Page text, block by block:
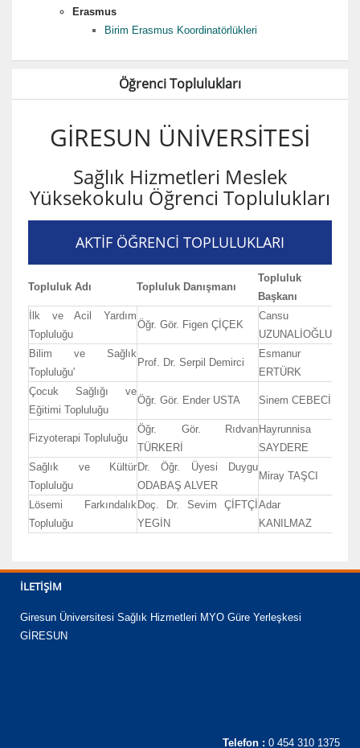
Erasmus
Birim Erasmus Koordinatörlükleri
Öğrenci Toplulukları
GİRESUN ÜNİVERSİTESİ
Sağlık Hizmetleri Meslek
Yüksekokulu Öğrenci Toplulukları
AKTİF ÖĞRENCİ TOPLULUKLARI
Topluluk Adı Topluluk Danışmanı
Topluluk
Başkanı
İlk ve Acil Yardım
Topluluğu
Öğr. Gör. Figen ÇİÇEK
Cansu
UZUNALİOĞLU
Bilim ve Sağlık
Topluluğu'
Prof. Dr. Serpil Demirci
Esmanur
ERTÜRK
Çocuk Sağlığı ve
Eğitimi Topluluğu
Öğr. Gör. Ender USTA Sinem CEBECİ
Fizyoterapi Topluluğu
Öğr. Gör. Rıdvan
TÜRKERİ
Hayrunnisa
SAYDERE
Sağlık ve Kültür
Topluluğu
Dr. Öğr. Üyesi Duygu
ODABAŞ ALVER
Miray TAŞCI
Lösemi Farkındalık
Topluluğu
Doç. Dr. Sevim ÇİFTÇİ
YEGİN
Adar
KANILMAZ
İLETIŞIM
Giresun Üniversitesi Sağlık Hizmetleri MYO Güre Yerleşkesi
GİRESUN
Telefon : 0 454 310 1375